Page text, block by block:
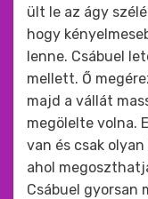
ült le az ágy
hogy
lenne. Csábuel
mellett. Ő
majd a vállát
megölelte volna.
van és csak
ahol
Csábuel gyorsan